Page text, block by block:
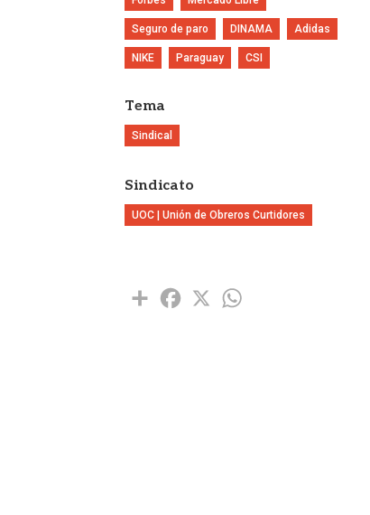
Seguro de paro DINAMA Adidas
NIKE Paraguay CSI
Tema
Sindical
Sindicato
UOC | Unión de Obreros Curtidores
Share Facebook
X